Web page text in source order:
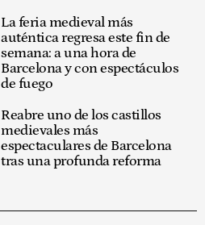
La feria medieval más
auténtica regresa este fin de
semana: a una hora de
Barcelona y con espectáculos
de fuego
Reabre uno de los castillos
medievales más
espectaculares de Barcelona
tras una profunda reforma